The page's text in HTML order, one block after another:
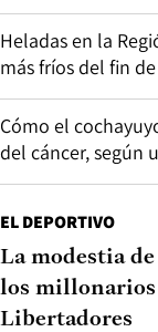
Heladas en la
más fríos del fin
Cómo el
del cáncer, según
EL DEPORTIVO
La modestia
los millonarios
Libertadores